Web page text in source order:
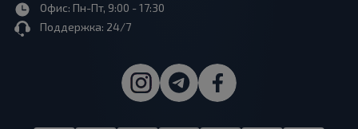
Офис: Пн-Пт, 9:00 - 17:30
Поддержка: 24/7